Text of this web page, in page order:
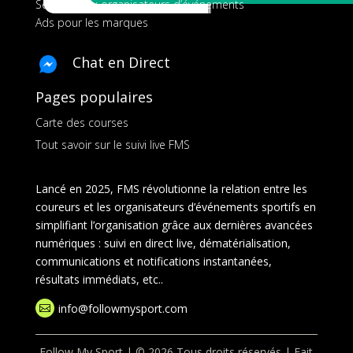
Services aux organisateurs d’événements
Ads pour les marques
Chat en Direct
Pages populaires
Carte des courses
Tout savoir sur le suivi live FMS
Lancé en 2025, FMS révolutionne la relation entre les
coureurs et les organisateurs d’événements sportifs en
simplifiant l’organisation grâce aux dernières avancées
numériques : suivi en direct live, dématérialisation,
communications et notifications instantanées,
résultats immédiats, etc..
 info@followmysport.com